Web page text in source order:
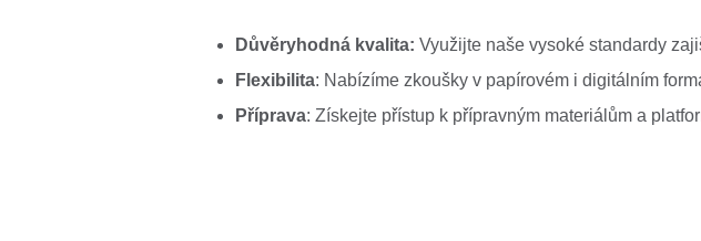
Důvěryhodná kvalita: Využijte naše vysoké standardy
Flexibilita: Nabízíme zkoušky v papírovém i digitálním
Příprava: Získejte přístup k přípravným materiálům a